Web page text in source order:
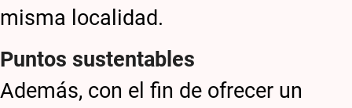
misma localidad.
Puntos sustentables
Además, con el fin de ofrecer un